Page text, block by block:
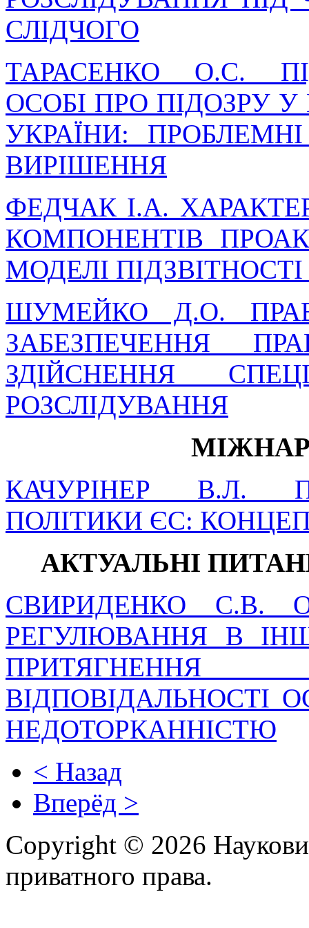
СЛІДЧОГО
ТАРАСЕНКО О.С.
ОСОБІ ПРО ПІДОЗРУ
УКРАЇНИ:
ВИРІШЕННЯ
ФЕДЧАК І.А.
КОМПОНЕНТІВ
МОДЕЛІ ПІДЗВІТНОСТІ
ШУМЕЙКО Д.О.
ЗАБЕЗПЕЧЕННЯ
ЗДІЙСНЕННЯ
РОЗСЛІДУВАННЯ
КАЧУРІНЕР В.Л.
ПОЛІТИКИ ЄС:
АКТУАЛЬНІ
СВИРИДЕНКО С.В.
РЕГУЛЮВАННЯ В
ПРИТЯГНЕННЯ
ВІДПОВІДАЛЬНОСТІ
НЕДОТОРКАННІСТЮ
< Назад
Вперёд >
Copyright © 2026
приватного права.